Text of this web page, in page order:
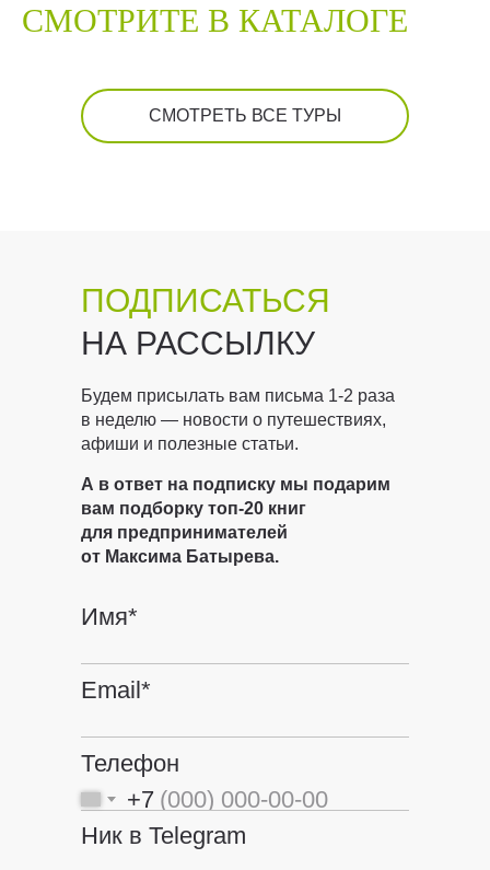
СМОТРИТЕ В КАТАЛОГЕ
СМОТРЕТЬ ВСЕ ТУРЫ
ПОДПИСАТЬСЯ
НА РАССЫЛКУ
Будем присылать вам письма 1-2 раза
в неделю — новости о путешествиях,
афиши и полезные статьи.
Имя*
Email*
Телефон
+7
Ник в Telegram
А в ответ на подписку мы подарим
вам подборку топ-20 книг
для предпринимателей
от Максима Батырева.